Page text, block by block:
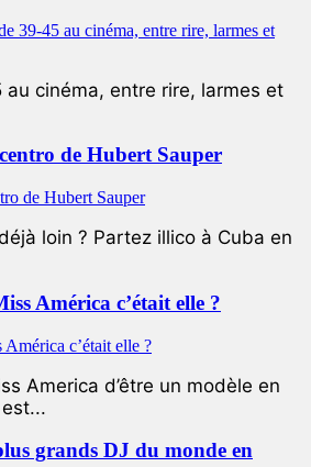
cinéma, entre rire, larmes et
de Hubert Sauper
loin ? Partez illico à Cuba en
América c’était elle ?
America d’être un modèle en
grands DJ du monde en